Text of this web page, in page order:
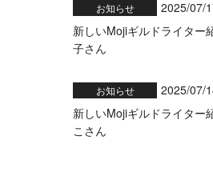
お知らせ
2025/07/
新しいMojiギルドライター
子さん
お知らせ
2025/07/
新しいMojiギルドライター
こさん